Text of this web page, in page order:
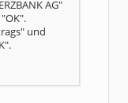
AG"
und